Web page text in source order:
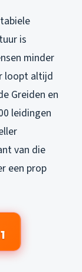
is
minder
loopt altijd
Greiden en
leidingen
van die
een prop